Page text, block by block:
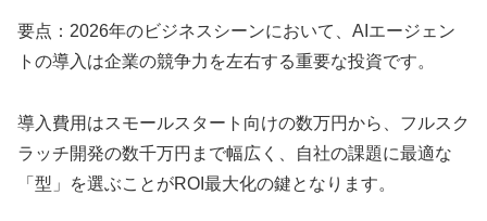
要点：2026年のビジネスシーンにおいて、AIエージェン
トの導入は企業の競争力を左右する重要な投資です。
導入費用はスモールスタート向けの数万円から、フルスク
ラッチ開発の数千万円まで幅広く、自社の課題に最適な
「型」を選ぶことがROI最大化の鍵となります。